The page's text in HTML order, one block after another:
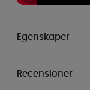
Egenskaper
Recensioner